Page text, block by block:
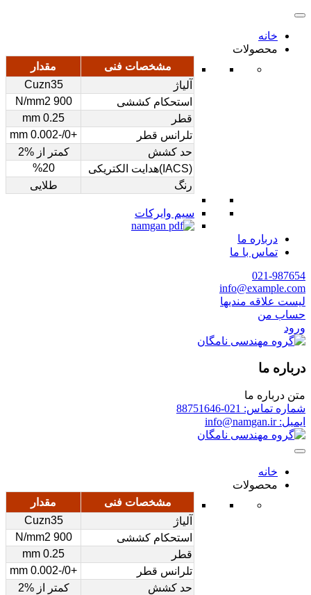
خانه
محصولات
مشخصات فنی
مقدار
آلیاژ
Cuzn35
استحکام کششی
900 N/mm2
قطر
0.25 mm
تلرانس قطر
+0/-0.002 mm
حد کشش
کمتر از %2
(IACS)هدایت الکتریکی
%20
رنگ
طلایی
سیم وایرکات
درباره ما
تماس با ما
021-987654
info@example.com
لیست علاقه مندیها
حساب من
ورود
درباره ما
متن درباره ما
شماره تماس: 021-88751646
ایمیل: info@namgan.ir
خانه
محصولات
مشخصات فنی
مقدار
آلیاژ
Cuzn35
استحکام کششی
900 N/mm2
قطر
0.25 mm
تلرانس قطر
+0/-0.002 mm
حد کشش
کمتر از %2